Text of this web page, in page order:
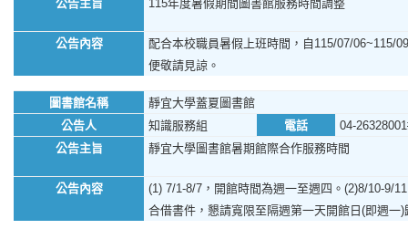
公告主旨 115年度暑假期間圖書館服務時間調整
公告內容
配合本校職員暑假上班時間，自115/07/06~115/
便敬請見諒。
圖書館名稱
靜宜大學蓋夏圖書館
公告人
知識服務組 電話
04-
公告主旨
靜宜大學圖書館暑期館際合作服務時間
公告內容
(1) 7/1-8/7，開館時間為週一至週四。(2)8/10-9/
合借書件，懇請寬限至隔週第一天開館日(即週